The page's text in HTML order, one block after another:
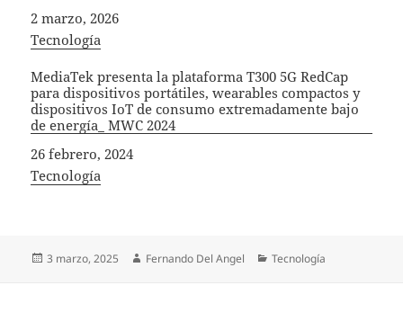
Fecha
2 marzo, 2026
In relation to
Tecnología
MediaTek presenta la plataforma T300 5G RedCap
para dispositivos portátiles, wearables compactos y
dispositivos IoT de consumo extremadamente bajo
de energía_ MWC 2024
Fecha
26 febrero, 2024
In relation to
Tecnología
Publicado
3 marzo, 2025 Autor
Fernando Del Angel Categorías
Tecnología